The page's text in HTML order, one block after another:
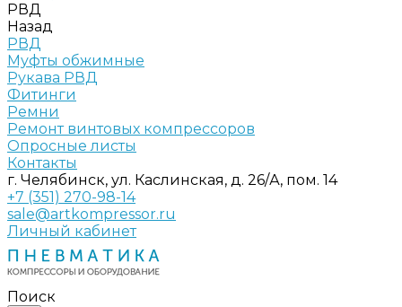
РВД
Назад
РВД
Муфты обжимные
Рукава РВД
Фитинги
Ремни
Ремонт винтовых компрессоров
Опросные листы
Контакты
г. Челябинск, ул. Каслинская, д. 26/А, пом. 14
+7 (351) 270-98-14
sale@artkompressor.ru
Личный кабинет
Поиск